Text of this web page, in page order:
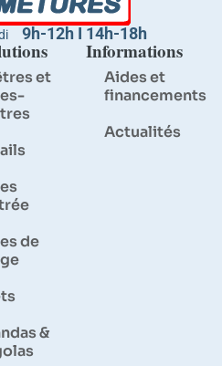
9h-12h I 14h-18h
et
de
&
Informations
Aides et
financements
Actualités